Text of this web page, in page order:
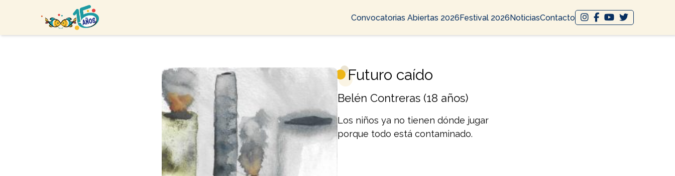
Convocatorias Abiertas 2026Festival 2026NoticiasContacto
Futuro caído
Belén Contreras (18 años)
Los niños ya no tienen dónde jugar
porque todo está contaminado.